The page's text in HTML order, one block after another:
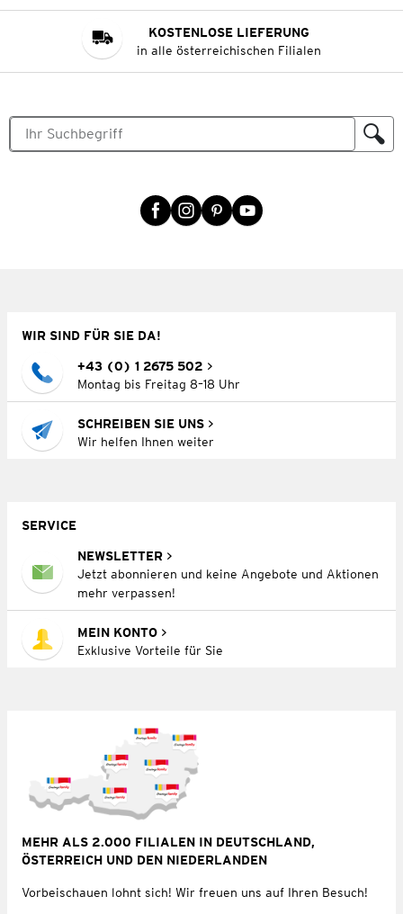
KOSTENLOSE LIEFERUNG
in alle österreichischen Filialen
WIR SIND FÜR SIE DA!
+43 (0) 1 2675 502
Montag bis Freitag 8–18 Uhr
SCHREIBEN SIE UNS
Wir helfen Ihnen weiter
SERVICE
NEWSLETTER
Jetzt abonnieren und keine Angebote und Aktionen
mehr verpassen!
MEIN KONTO
Exklusive Vorteile für Sie
MEHR ALS 2.000 FILIALEN IN DEUTSCHLAND,
ÖSTERREICH UND DEN NIEDERLANDEN
Vorbeischauen lohnt sich! Wir freuen uns auf Ihren Besuch!